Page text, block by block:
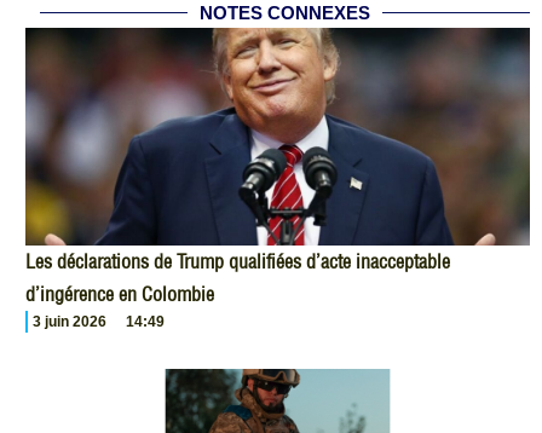
NOTES CONNEXES
Les déclarations de Trump qualifiées d’acte inacceptable
d’ingérence en Colombie
3 juin 2026 14:49